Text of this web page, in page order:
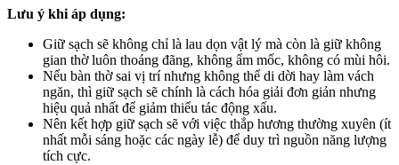
Lưu ý khi áp dụng:
Giữ sạch sẽ không chỉ là lau dọn vật lý mà còn là giữ không
gian thờ luôn thoáng đãng, không ẩm mốc, không có mùi hôi.
Nếu bàn thờ sai vị trí nhưng không thể di dời hay làm vách
ngăn, thì giữ sạch sẽ chính là cách hóa giải đơn giản nhưng
hiệu quả nhất để giảm thiểu tác động xấu.
Nên kết hợp giữ sạch sẽ với việc thắp hương thường xuyên (ít
nhất mỗi sáng hoặc các ngày lễ) để duy trì nguồn năng lượng
tích cực.